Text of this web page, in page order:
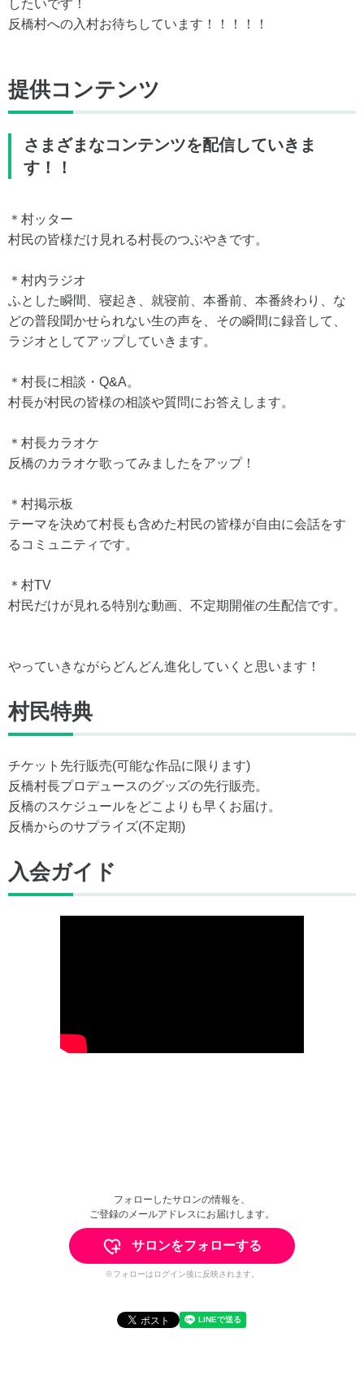
したいです！
反橋村への入村お待ちしています！！！！！
提供コンテンツ
さまざまなコンテンツを配信していきま
す！！
＊村ッター
村民の皆様だけ見れる村長のつぶやきです。
＊村内ラジオ
ふとした瞬間、寝起き、就寝前、本番前、本番終わり、な
どの普段聞かせられない生の声を、その瞬間に録音して、
ラジオとしてアップしていきます。
＊村長に相談・Q&A。
村長が村民の皆様の相談や質問にお答えします。
＊村長カラオケ
反橋のカラオケ歌ってみましたをアップ！
＊村掲示板
テーマを決めて村長も含めた村民の皆様が自由に会話をす
るコミュニティです。
＊村TV
村民だけが見れる特別な動画、不定期開催の生配信です。
やっていきながらどんどん進化していくと思います！
村民特典
チケット先行販売(可能な作品に限ります)
反橋村長プロデュースのグッズの先行販売。
反橋のスケジュールをどこよりも早くお届け。
反橋からのサプライズ(不定期)
入会ガイド
フォローしたサロンの情報を、
ご登録のメールアドレスにお届けします。
サロンをフォローする
※フォローはログイン後に反映されます。